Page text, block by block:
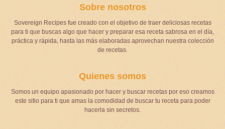
Sobre nosotros
Sovereign Recipes fue creado con el objetivo de traer deliciosas recetas
para ti que buscas algo que hacer y preparar esa receta sabrosa en el día,
práctica y rápida, hasta las más elaboradas aprovechan nuestra colección
de recetas.
Quienes somos
Somos un equipo apasionado por hacer y buscar recetas por eso creamos
este sitio para ti que amas la comodidad de buscar tu receta para poder
hacerla sin secretos.